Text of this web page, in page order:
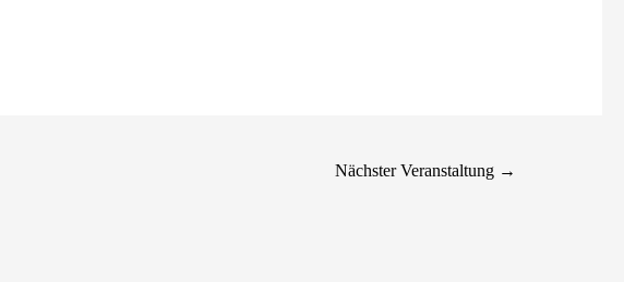
Nächster Veranstaltung →